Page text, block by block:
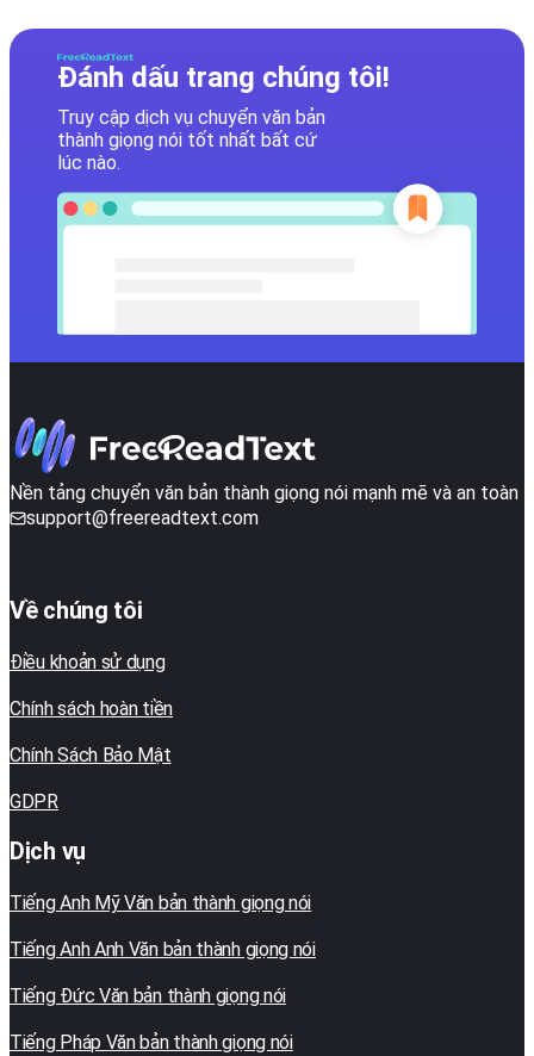
Đánh dấu trang chúng tôi!
Truy cập dịch vụ chuyển văn bản
thành giọng nói tốt nhất bất cứ
lúc nào.
Nền tảng chuyển văn bản thành giọng nói mạnh mẽ và an toàn
support@freereadtext.com
Về chúng tôi
Điều khoản sử dụng
Chính sách hoàn tiền
Chính Sách Bảo Mật
GDPR
Dịch vụ
Tiếng Anh Mỹ Văn bản thành giọng nói
Tiếng Anh Anh Văn bản thành giọng nói
Tiếng Đức Văn bản thành giọng nói
Tiếng Pháp Văn bản thành giọng nói